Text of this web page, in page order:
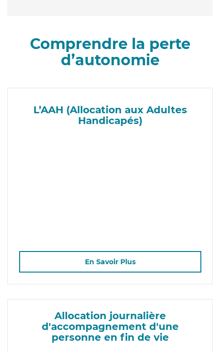
Comprendre la perte
d’autonomie
L’AAH (Allocation aux Adultes
Handicapés)
En Savoir Plus
Allocation journalière
d'accompagnement d'une
personne en fin de vie